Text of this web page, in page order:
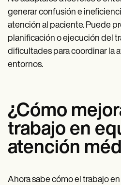
generar confusión e
atención al paciente. Puede
planificación o ejecución del
dificultades para coordinar la
entornos.
¿Cómo
trabajo en
atención
Ahora sabe cómo el trabajo